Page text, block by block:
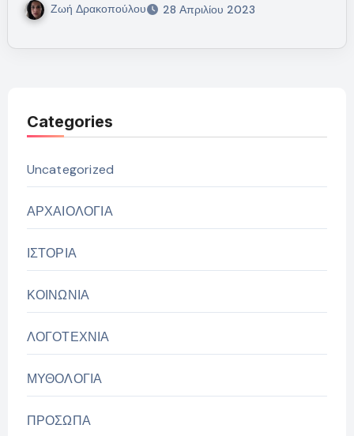
Ζωή Δρακοπούλου 28 Απριλίου 2023
Categories
Uncategorized
ΑΡΧΑΙΟΛΟΓΙΑ
ΙΣΤΟΡΙΑ
ΚΟΙΝΩΝΙΑ
ΛΟΓΟΤΕΧΝΙΑ
ΜΥΘΟΛΟΓΙΑ
ΠΡΟΣΩΠΑ